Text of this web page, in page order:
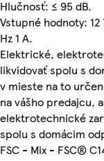
Hlučnosť: ≤ 95 dB.
Vstupné hodnoty: 12
Hz 1 A.
Elektrické,
likvidovať spolu s
v mieste na to
na vášho predajcu,
elektrotechnické
spolu s domácim
FSC - Mix - FSC®